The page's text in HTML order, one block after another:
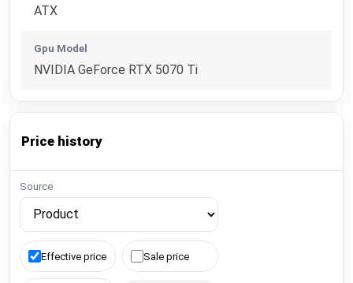
ATX
Gpu Model
NVIDIA GeForce RTX 5070 Ti
Price history
Source
Effective price Sale price